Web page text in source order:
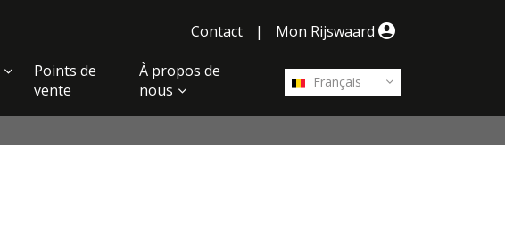
Contact
| Mon Rijswaard
Français
Points de
vente
À propos de
nous